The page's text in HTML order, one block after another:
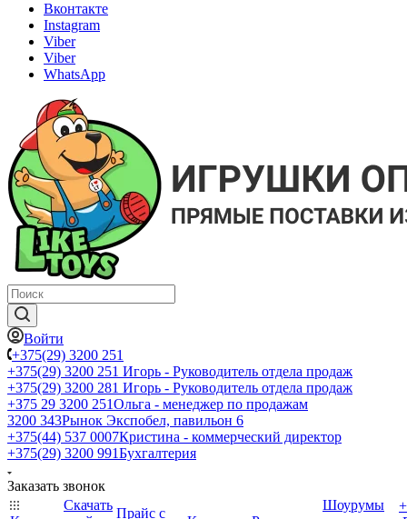
Вконтакте
Instagram
Viber
Viber
WhatsApp
Войти
+375(29) 3200 251
+375(29) 3200 251 Игорь - Руководитель отдела продаж
+375(29) 3200 281 Игорь - Руководитель отдела продаж
+З75 29 3200 251Ольга - менеджер по продажам
3200 343Рынок Экспобел, павильон 6
+375(44) 537 0007Кристина - коммерческий директор
+375(29) 3200 991Бухгалтерия
Заказать звонок
Скачать
Прайс с
Шоурумы
+